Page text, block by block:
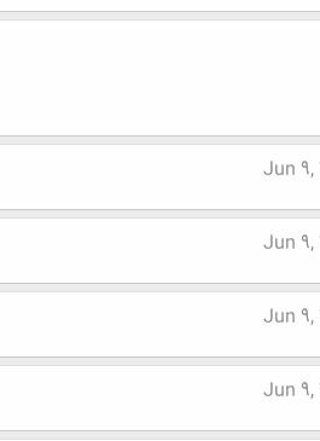
Jun 9,
Jun 9,
Jun 9,
Jun 9,